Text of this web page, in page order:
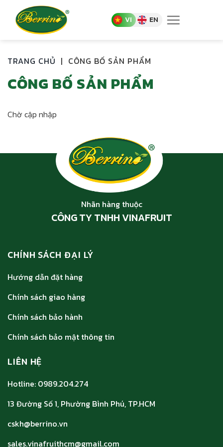
content
VI EN
TRANG CHỦ | CÔNG BỐ SẢN PHẨM
CÔNG BỐ SẢN PHẨM
Chờ cập nhập
Nhãn hàng thuộc
CÔNG TY TNHH VINAFRUIT
CHÍNH SÁCH ĐẠI LÝ
Hướng dẫn đặt hàng
Chính sách giao hàng
Chính sách bảo hành
Chính sách bảo mật thông tin
LIÊN HỆ
Hotline: 0989.204.274
13 Đường Số 1, Phường Bình Phú, TP.HCM
cskh@berrino.vn
sales.vinafruithcm@gmail.com